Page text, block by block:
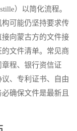
）以简化流程。
可能仍坚持要求传
向蒙古方的文件接
文件清单。常见商
程、银行资信证
、专利证书、自由
确保文件是最新且